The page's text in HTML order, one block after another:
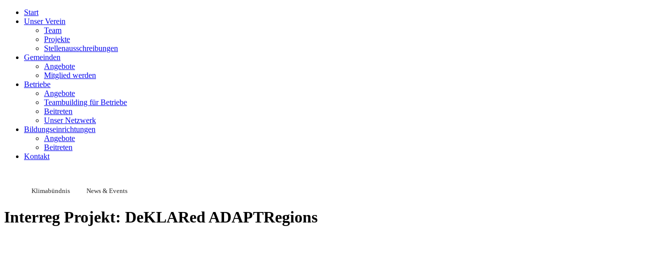
Start
Unser Verein
Team
Projekte
Stellenausschreibungen
Gemeinden
Angebote
Mitglied werden
Betriebe
Angebote
Teambuilding für Betriebe
Beitreten
Unser Netzwerk
Bildungseinrichtungen
Angebote
Beitreten
Kontakt
Klimabündnis News & Events
Interreg Projekt: DeKLARed ADAPTRegions